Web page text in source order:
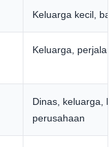
Keluarga kecil,
Keluarga,
Dinas, keluarga,
perusahaan